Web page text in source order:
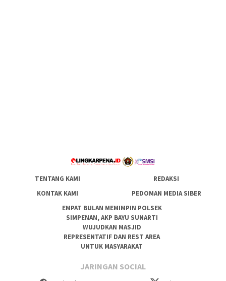
TENTANG KAMI
REDAKSI
KONTAK KAMI
PEDOMAN MEDIA SIBER
EMPAT BULAN MEMIMPIN POLSEK
SIMPENAN, AKP BAYU SUNARTI
WUJUDKAN MASJID
REPRESENTATIF DAN REST AREA
UNTUK MASYARAKAT
JARINGAN SOCIAL